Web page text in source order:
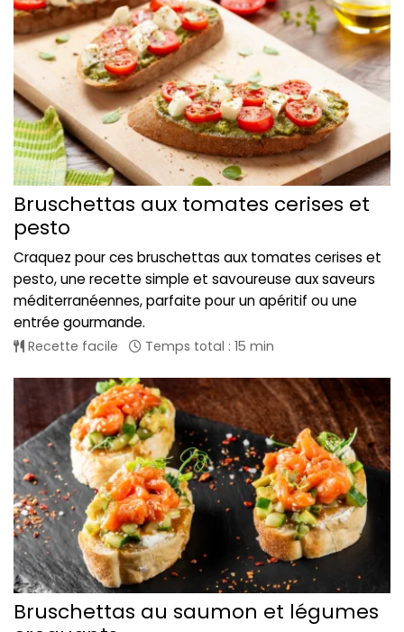
Bruschettas aux tomates cerises et
pesto
Craquez pour ces bruschettas aux tomates cerises et
pesto, une recette simple et savoureuse aux saveurs
méditerranéennes, parfaite pour un apéritif ou une
entrée gourmande.
Recette facile Temps total : 15 min
Bruschettas au saumon et légumes